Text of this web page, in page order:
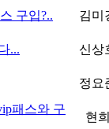
구입?.. 김미
... 신상
정요
패스와 구
현희